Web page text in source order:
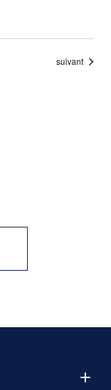
Évènements
suivant